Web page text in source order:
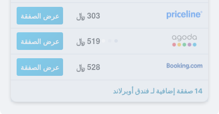
303 ﷼ عرض الصفقة
519 ﷼ عرض الصفقة
528 ﷼ عرض الصفقة
14 صفقة إضافية لـ فندق أوبرلاند